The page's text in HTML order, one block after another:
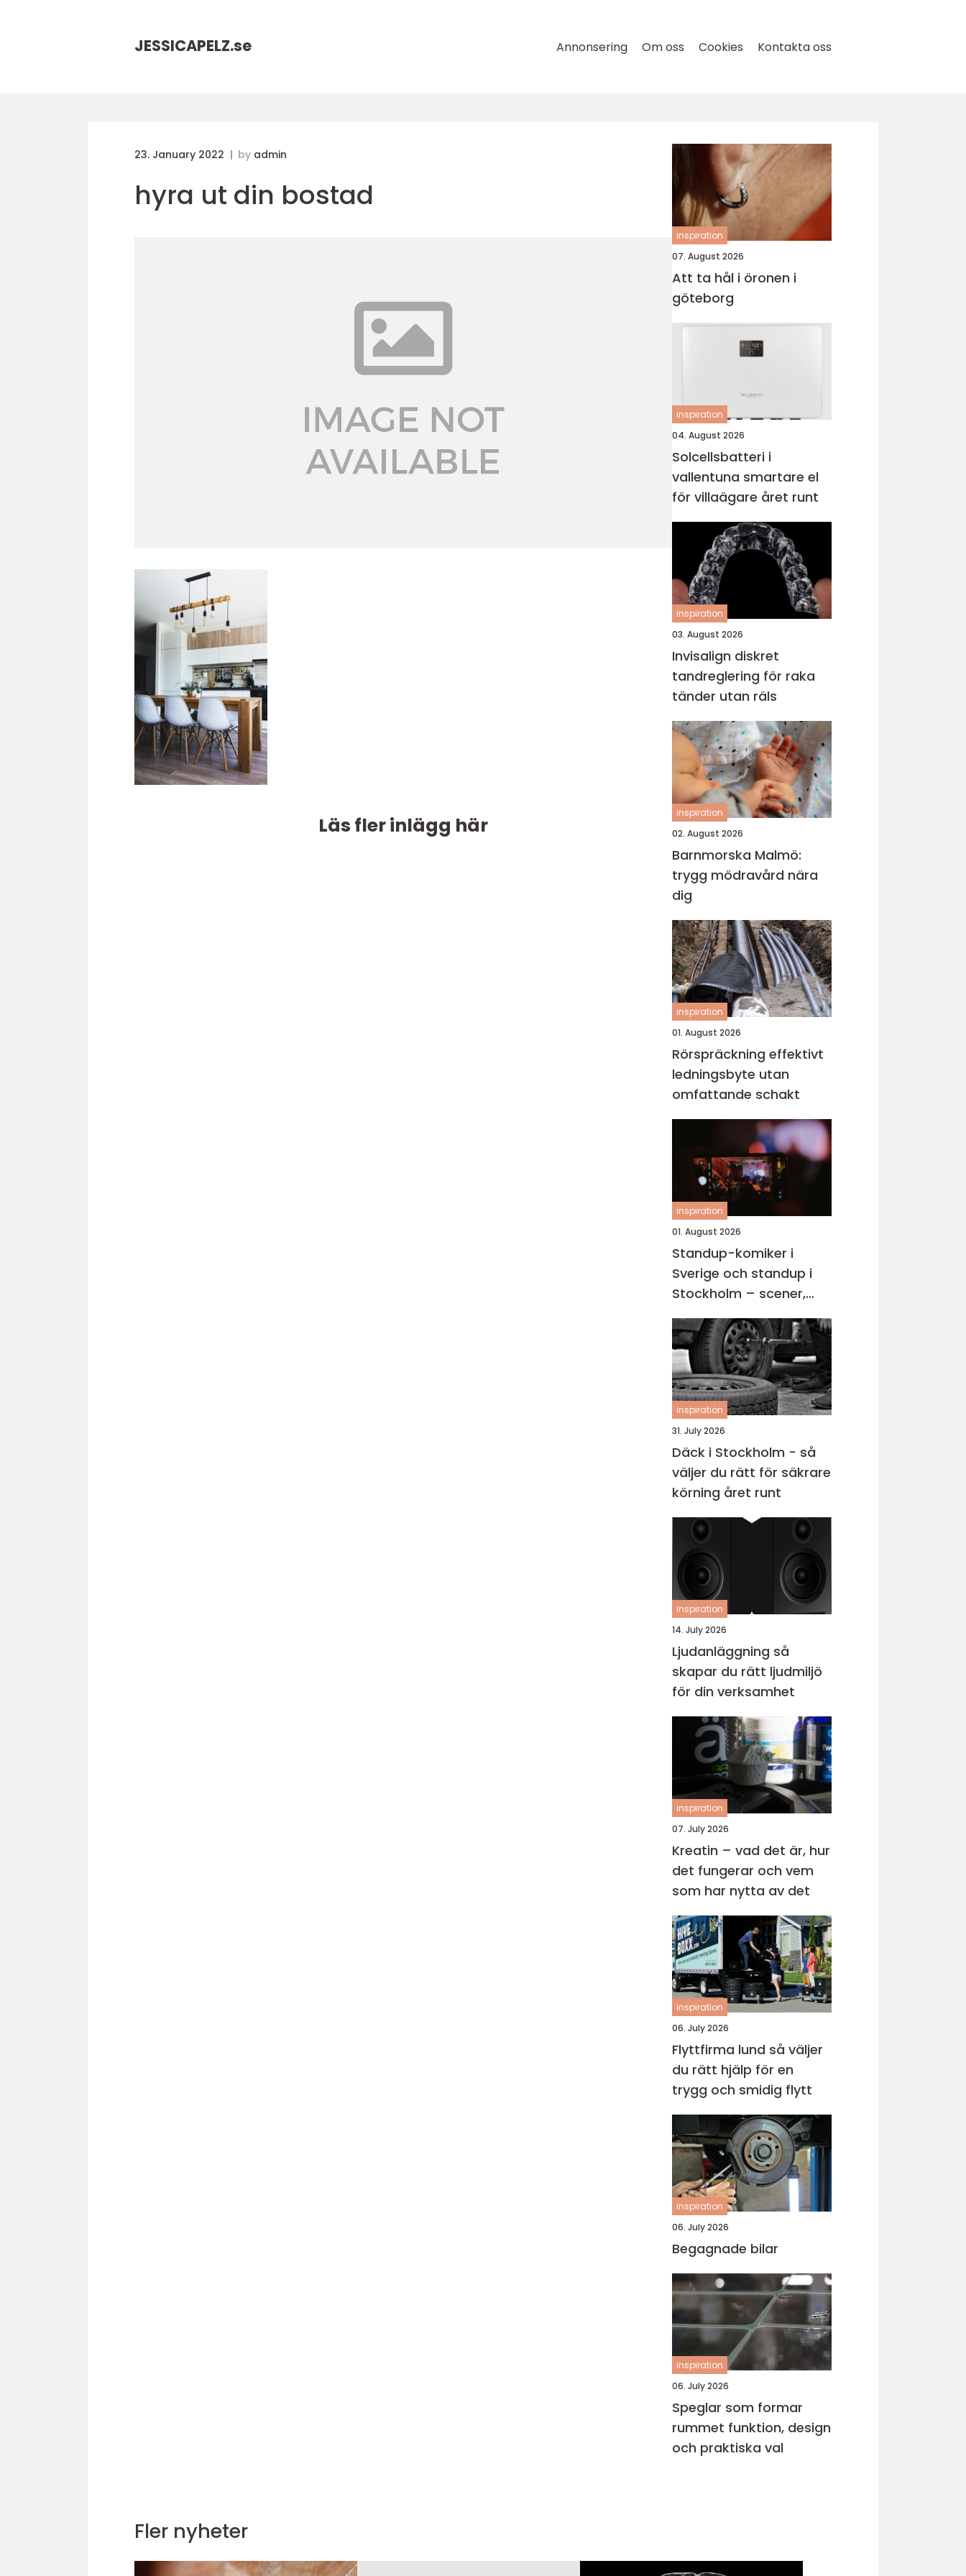
JESSICAPELZ.se Annonsering Om oss Cookies Kontakta oss
23. January 2022 by admin
hyra ut din bostad
Läs fler inlägg här
inspiration
07. August 2026
Att ta hål i öronen i
göteborg
inspiration
04. August 2026
Solcellsbatteri i
vallentuna smartare el
för villaägare året runt
inspiration
03. August 2026
Invisalign diskret
tandreglering för raka
tänder utan räls
inspiration
02. August 2026
Barnmorska Malmö:
trygg mödravård nära
dig
inspiration
01. August 2026
Rörspräckning effektivt
ledningsbyte utan
omfattande schakt
inspiration
01. August 2026
Standup-komiker i
Sverige och standup i
Stockholm – scener,
karriärer och kvällar
fyllda av skratt
inspiration
31. July 2026
Däck i Stockholm - så
väljer du rätt för säkrare
körning året runt
inspiration
14. July 2026
Ljudanläggning så
skapar du rätt ljudmiljö
för din verksamhet
inspiration
07. July 2026
Kreatin – vad det är, hur
det fungerar och vem
som har nytta av det
inspiration
06. July 2026
Flyttfirma lund så väljer
du rätt hjälp för en
trygg och smidig flytt
inspiration
06. July 2026
Begagnade bilar
inspiration
06. July 2026
Speglar som formar
rummet funktion, design
och praktiska val
Fler nyheter